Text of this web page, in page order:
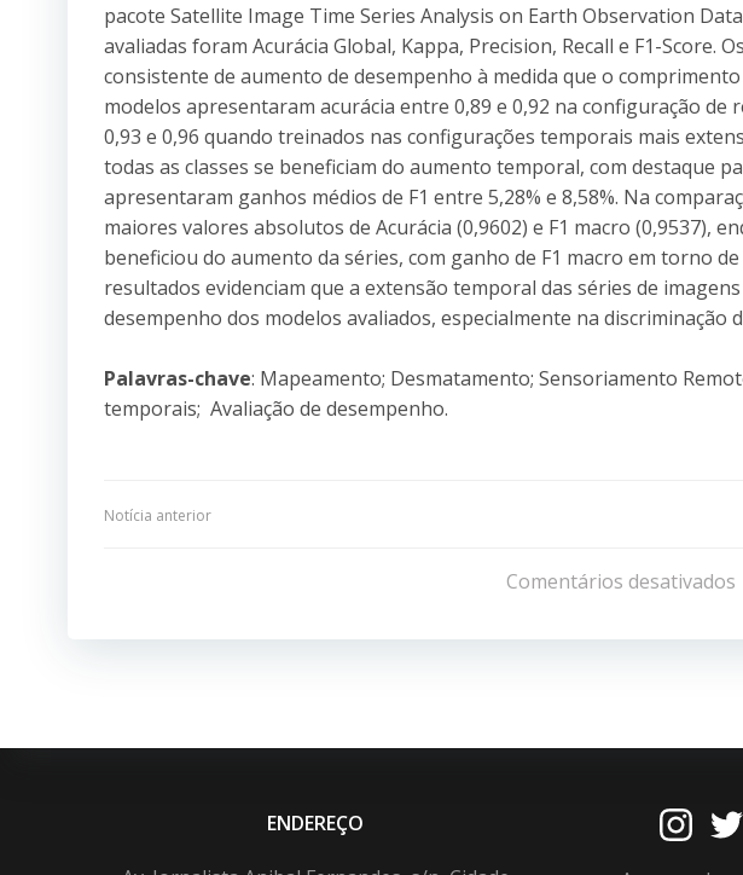
pacote Satellite Image Time Series Analysis on Earth Observation
avaliadas foram Acurácia Global, Kappa, Precision, Recall e F1-Score.
consistente de aumento de desempenho à medida que o
modelos apresentaram acurácia entre 0,89 e 0,92 na configuração de
0,93 e 0,96 quando treinados nas configurações temporais mais
todas as classes se beneficiam do aumento temporal, com destaque
apresentaram ganhos médios de F1 entre 5,28% e 8,58%. Na
maiores valores absolutos de Acurácia (0,9602) e F1 macro (0,9537),
beneficiou do aumento da séries, com ganho de F1 macro em torno
resultados evidenciam que a extensão temporal das séries de
desempenho dos modelos avaliados, especialmente na discriminação
Palavras-chave: Mapeamento; Desmatamento; Sensoriamento
temporais; Avaliação de desempenho.
Navegação
Post
Notícia anterior
de
Post
Comentários desativados
ENDEREÇO